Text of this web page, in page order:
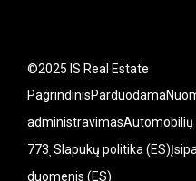
©2025 IS Real Estate
PagrindinisParduodama
administravimasAutomobilių
773 Slapukų politika (ES)
duomenis (ES)